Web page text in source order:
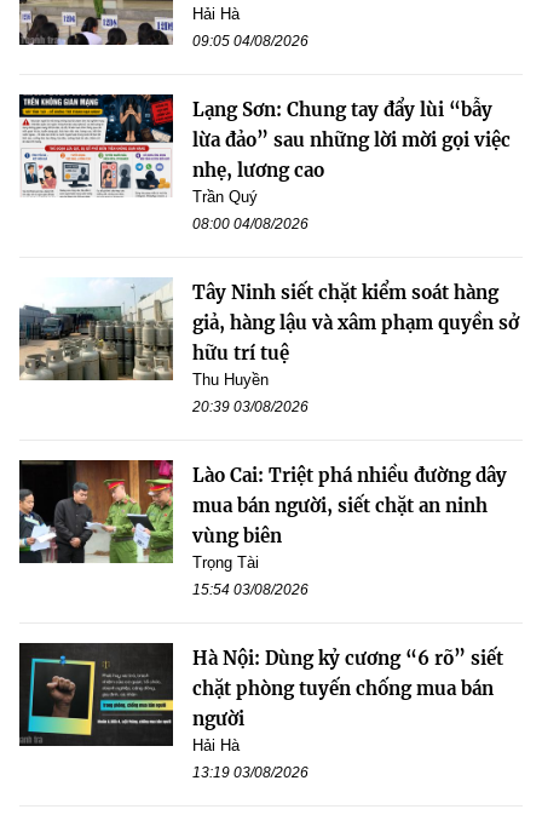
Hải Hà
09:05 04/08/2026
Lạng Sơn: Chung tay đẩy lùi “bẫy
lừa đảo” sau những lời mời gọi việc
nhẹ, lương cao
Trần Quý
08:00 04/08/2026
Tây Ninh siết chặt kiểm soát hàng
giả, hàng lậu và xâm phạm quyền sở
hữu trí tuệ
Thu Huyền
20:39 03/08/2026
Lào Cai: Triệt phá nhiều đường dây
mua bán người, siết chặt an ninh
vùng biên
Trọng Tài
15:54 03/08/2026
Hà Nội: Dùng kỷ cương “6 rõ” siết
chặt phòng tuyến chống mua bán
người
Hải Hà
13:19 03/08/2026